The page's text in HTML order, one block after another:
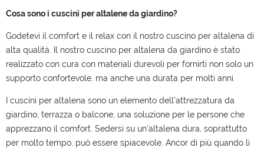
Cosa sono i cuscini per altalene da giardino?
Godetevi il comfort e il relax con il nostro cuscino per altalena di
alta qualità. Il nostro cuscino per altalena da giardino è stato
realizzato con cura con materiali durevoli per fornirti non solo un
supporto confortevole, ma anche una durata per molti anni.
I cuscini per altalena sono un elemento dell'attrezzatura da
giardino, terrazza o balcone, una soluzione per le persone che
apprezzano il comfort. Sedersi su un'altalena dura, soprattutto
per molto tempo, può essere spiacevole. Ancor di più quando li